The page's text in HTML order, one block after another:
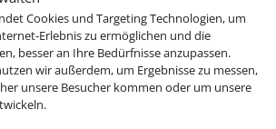
Cookies und Targeting Technologien, um
Erlebnis zu ermöglichen und die
besser an Ihre Bedürfnisse anzupassen.
wir außerdem, um Ergebnisse zu messen,
unsere Besucher kommen oder um unsere
Rufen Sie uns an